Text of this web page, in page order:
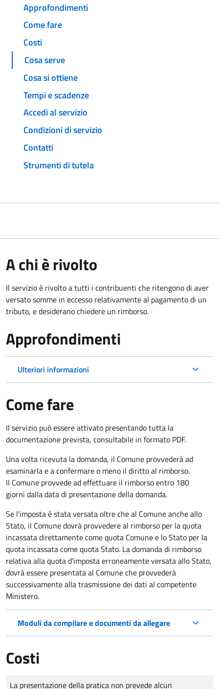
Approfondimenti
Come fare
Costi
Cosa serve
Cosa si ottiene
Tempi e scadenze
Accedi al servizio
Condizioni di servizio
Contatti
Strumenti di tutela
A chi è rivolto
Il servizio è rivolto a tutti i contribuenti che ritengono di aver
versato somme in eccesso relativamente al pagamento di un
tributo, e desiderano chiedere un rimborso.
Approfondimenti
Ulteriori informazioni
Come fare
Il servizio può essere attivato presentando tutta la
documentazione prevista, consultabile in formato PDF.
Una volta ricevuta la domanda, il Comune provvederà ad
esaminarla e a confermare o meno il diritto al rimborso.
Il Comune provvede ad effettuare il rimborso entro 180
giorni dalla data di presentazione della domanda.
Se l'imposta è stata versata oltre che al Comune anche allo
Stato, il Comune dovrà provvedere al rimborso per la quota
incassata direttamente come quota Comune e lo Stato per la
quota incassata come quota Stato. La domanda di rimborso
relativa alla quota d’imposta erroneamente versata allo Stato,
dovrà essere presentata al Comune che provvederà
successivamente alla trasmissione dei dati al competente
Ministero.
Moduli da compilare e documenti da allegare
Costi
Tipo di pagamento
Importo
La presentazione della pratica non prevede alcun